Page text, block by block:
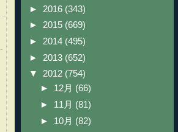
► 2016 (343)
► 2015 (669)
► 2014 (495)
► 2013 (652)
▼ 2012 (754)
► 12月 (66)
► 11月 (81)
► 10月 (82)